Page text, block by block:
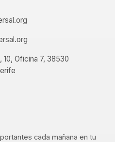
Oficina 7, 38530
cada mañana en tu